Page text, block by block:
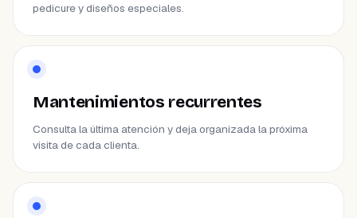
pedicure y diseños especiales.
Mantenimientos recurrentes
Consulta la última atención y deja organizada la próxima
visita de cada clienta.